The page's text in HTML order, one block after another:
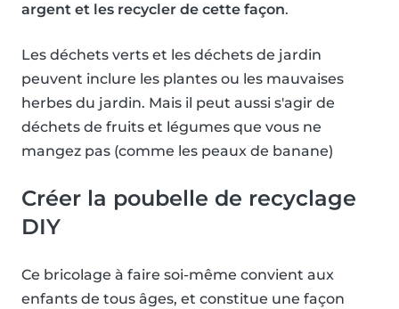
argent et les recycler de cette façon.
Les déchets verts et les déchets de jardin
peuvent inclure les plantes ou les mauvaises
herbes du jardin. Mais il peut aussi s'agir de
déchets de fruits et légumes que vous ne
mangez pas (comme les peaux de banane)
Créer la poubelle de recyclage
DIY
Ce bricolage à faire soi-même convient aux
enfants de tous âges, et constitue une façon